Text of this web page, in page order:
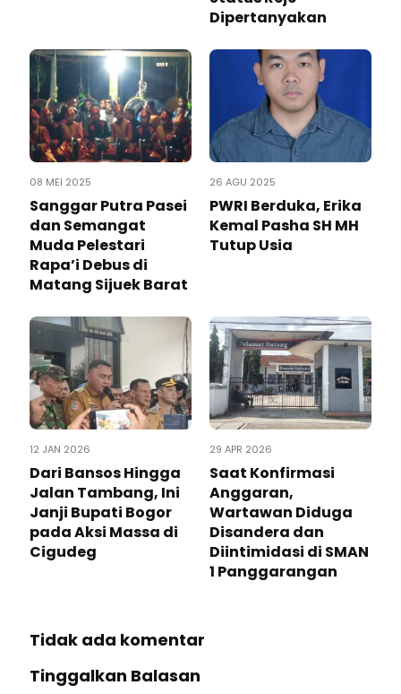
Dipertanyakan
08 MEI 2025
Sanggar Putra Pasei
dan Semangat
Muda Pelestari
Rapa’i Debus di
Matang Sijuek Barat
26 AGU 2025
PWRI Berduka, Erika
Kemal Pasha SH MH
Tutup Usia
12 JAN 2026
Dari Bansos Hingga
Jalan Tambang, Ini
Janji Bupati Bogor
pada Aksi Massa di
Cigudeg
29 APR 2026
Saat Konfirmasi
Anggaran,
Wartawan Diduga
Disandera dan
Diintimidasi di SMAN
1 Panggarangan
Tidak ada komentar
Tinggalkan Balasan